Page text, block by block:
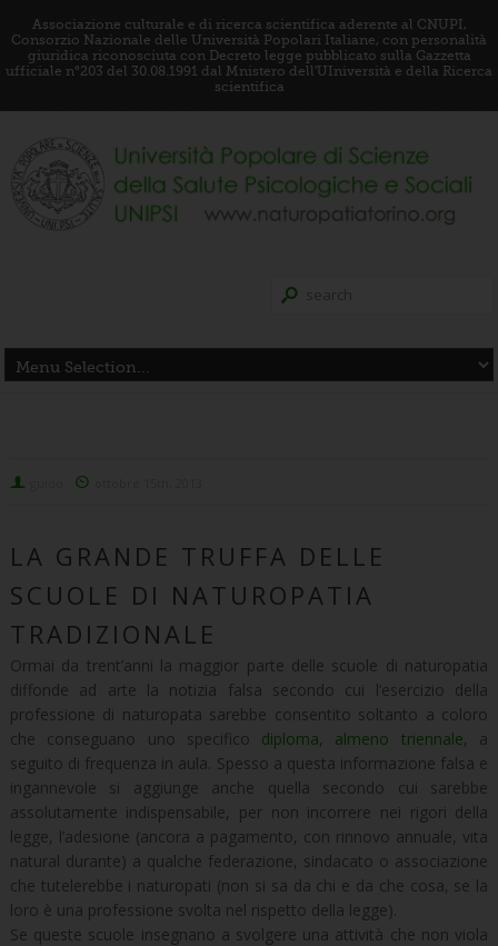
Associazione culturale e di ricerca scientifica aderente al CNUPI,
Consorzio Nazionale delle Università Popolari Italiane, con personalità
giuridica riconosciuta con Decreto legge pubblicato sulla Gazzetta
ufficiale n°203 del 30.08.1991 dal Mnistero dell'UIniversità e della Ricerca
scientifica
LA GRANDE TRUFFA DELLE
SCUOLE DI NATUROPATIA
TRADIZIONALE
Ormai da trent’anni la maggior parte delle scuole di naturopatia
diffonde ad arte la notizia falsa secondo cui l’esercizio della
professione di naturopata sarebbe consentito soltanto a coloro
che conseguano uno specifico diploma, almeno triennale , a
seguito di frequenza in aula. Spesso a questa informazione falsa e
ingannevole si aggiunge anche quella secondo cui sarebbe
assolutamente indispensabile, per non incorrere nei rigori della
legge, l’adesione (ancora a pagamento, con rinnovo annuale, vita
natural durante) a qualche federazione, sindacato o associazione
che tutelerebbe i naturopati (non si sa da chi e da che cosa, se la
loro è una professione svolta nel rispetto della legge).
Se queste scuole insegnano a svolgere una attività che non viola